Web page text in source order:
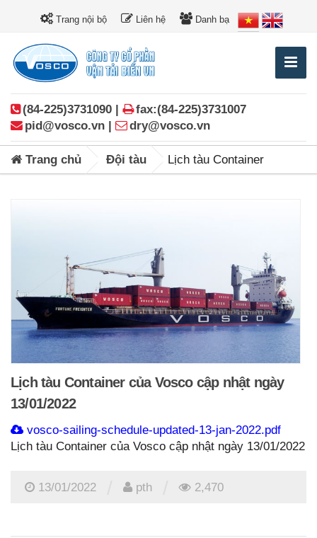
Trang nội bộ Liên hệ Danh bạ
(84-225)3731090 |
fax:(84-225)3731007
pid@vosco.vn |
dry@vosco.vn
Trang chủ Đội tàu Lịch tàu Container
Lịch tàu Container của Vosco cập nhật ngày
13/01/2022
vosco-sailing-schedule-updated-13-jan-2022.pdf
Lịch tàu Container của Vosco cập nhật ngày 13/01/2022
13/01/2022 pth 2,470